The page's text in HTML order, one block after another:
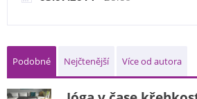
Podobné Nejčtenější Více od autora